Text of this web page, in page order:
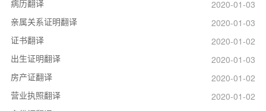
病历翻译
2020-01-03
亲属关系证明翻译
2020-01-03
证书翻译
2020-01-02
出生证明翻译
2020-01-03
房产证翻译
2020-01-02
营业执照翻译
2020-01-02